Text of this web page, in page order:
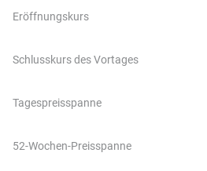
Eröffnungskurs
Schlusskurs des Vortages
Tagespreisspanne
52-Wochen-Preisspanne